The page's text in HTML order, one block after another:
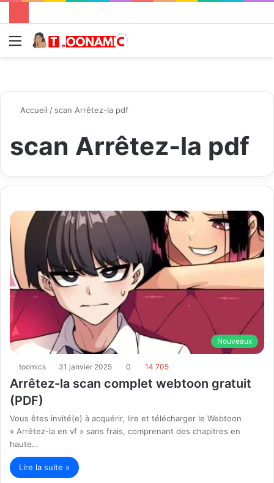
Menu
Accueil / scan Arrêtez-la pdf
scan Arrêtez-la pdf
Nouveaux
toomics 31 janvier 2025 0 14 705
Arrêtez-la scan complet webtoon gratuit
(PDF)
Vous êtes invité(e) à acquérir, lire et télécharger le Webtoon
« Arrêtez-la en vf » sans frais, comprenant des chapitres en
haute…
Lire la suite »